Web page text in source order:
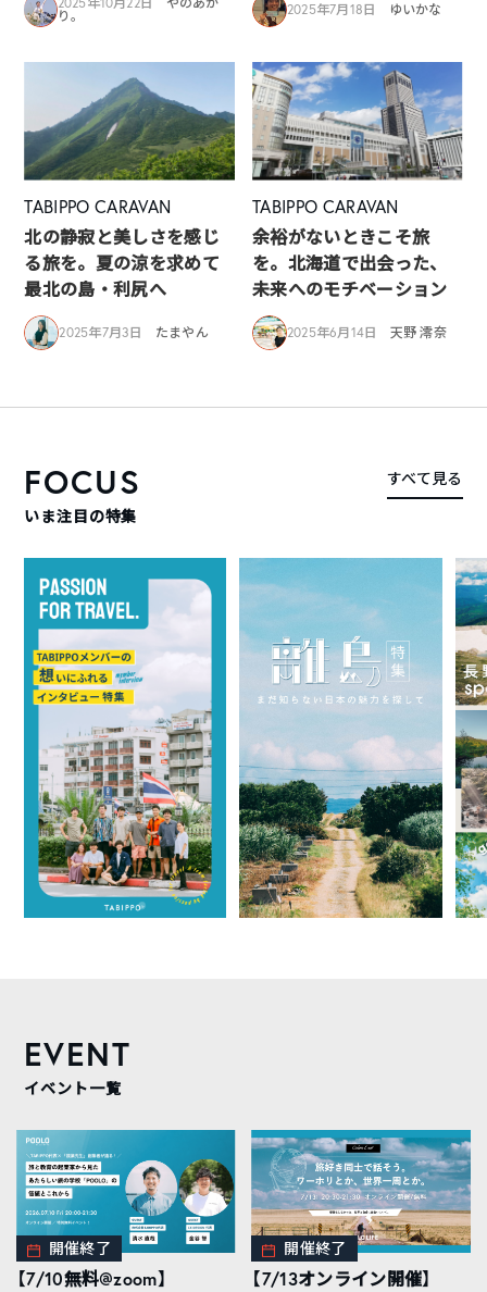
り。
2025年7月18日 ゆいかな
TABIPPO CARAVAN
北の静寂と美しさを感じ
る旅を。夏の涼を求めて
最北の島・利尻へ
2025年7月3日 たまやん
TABIPPO CARAVAN
余裕がないときこそ旅
を。北海道で出会った、
未来へのモチベーション
2025年6月14日 天野 澪奈
FOCUS
いま注目の特集
すべて見る
EVENT
イベント一覧
開催終了
【7/10無料@zoom】
開催終了
【7/13オンライン開催】